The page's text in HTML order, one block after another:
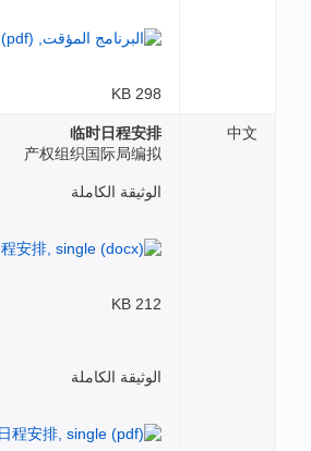
298 KB
中文
临时日程安排
产权组织国际局编拟
الوثيقة الكاملة
212 KB
الوثيقة الكاملة